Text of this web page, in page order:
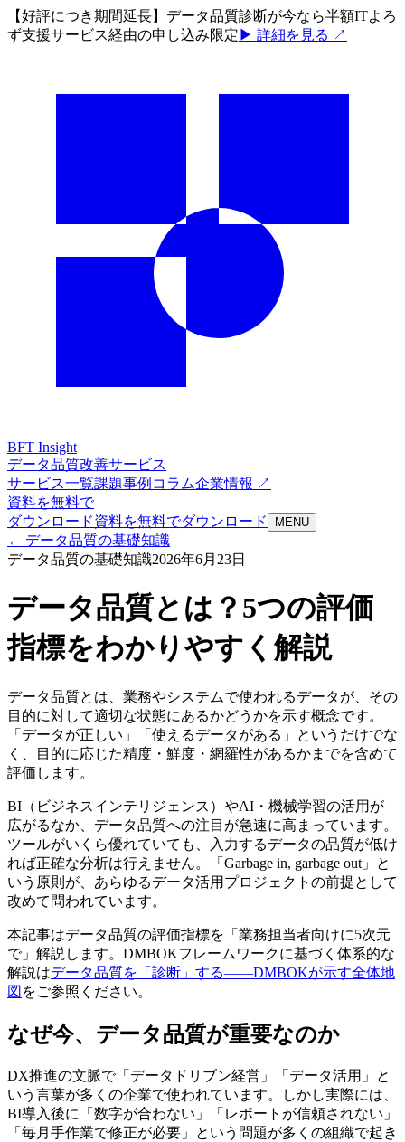
【好評につき期間延長】データ品質診断が今なら半額ITよろ
ず支援サービス経由の申し込み限定 ▶ 詳細を見る ↗
BFT Insight
データ品質改善サービス
サービス一覧課題事例 コラム企業情報 ↗
資料を無料で
ダウンロード資料を無料でダウンロード MENU
← データ品質の基礎知識
データ品質の基礎知識2026年6月23日
データ品質とは？5つの評価
指標をわかりやすく解説
データ品質とは、業務やシステムで使われるデータが、その
目的に対して適切な状態にあるかどうかを示す概念です。
「データが正しい」「使えるデータがある」というだけでな
く、目的に応じた精度・鮮度・網羅性があるかまでを含めて
評価します。
BI（ビジネスインテリジェンス）やAI・機械学習の活用が
広がるなか、データ品質への注目が急速に高まっています。
ツールがいくら優れていても、入力するデータの品質が低け
れば正確な分析は行えません。「Garbage in, garbage out」と
いう原則が、あらゆるデータ活用プロジェクトの前提として
改めて問われています。
本記事はデータ品質の評価指標を「業務担当者向けに5次元
で」解説します。DMBOKフレームワークに基づく体系的な
解説はデータ品質を「診断」する——DMBOKが示す全体地
図 をご参照ください。
なぜ今、データ品質が重要なのか
DX推進の文脈で「データドリブン経営」「データ活用」と
いう言葉が多くの企業で使われています。しかし実際には、
BI導入後に「数字が合わない」「レポートが信頼されない」
「毎月手作業で修正が必要」という問題が多くの組織で起き